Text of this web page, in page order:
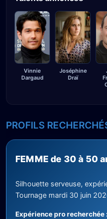
Vinnie
Dargaud
Joséphine
Draï
PROFILS
FEMME de 30 à 50
Silhouette serveuse,
Tournage mardi 30 juin
Expérience pro recherchée :